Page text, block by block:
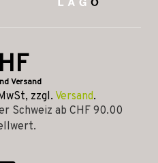
Versand
zzgl. Versand.
Schweiz ab CHF 90.00